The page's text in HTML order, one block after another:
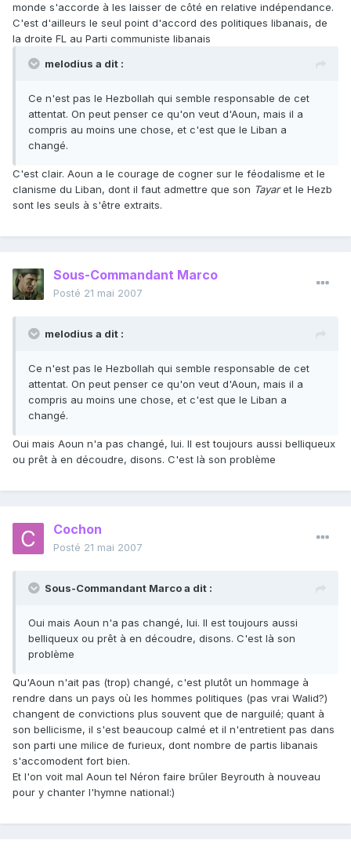
monde s'accorde à les laisser de côté en relative indépendance.
C'est d'ailleurs le seul point d'accord des politiques libanais, de
la droite FL au Parti communiste libanais
melodius a dit :
Ce n'est pas le Hezbollah qui semble responsable de cet
attentat. On peut penser ce qu'on veut d'Aoun, mais il a
compris au moins une chose, et c'est que le Liban a
changé.
C'est clair. Aoun a le courage de cogner sur le féodalisme et le
clanisme du Liban, dont il faut admettre que son Tayaret le Hezb
sont les seuls à s'être extraits.
Sous-Commandant Marco
Posté 21 mai 2007
melodius a dit :
Ce n'est pas le Hezbollah qui semble responsable de cet
attentat. On peut penser ce qu'on veut d'Aoun, mais il a
compris au moins une chose, et c'est que le Liban a
changé.
Oui mais Aoun n'a pas changé, lui. Il est toujours aussi belliqueux
ou prêt à en découdre, disons. C'est là son problème
Cochon
Posté 21 mai 2007
Sous-Commandant Marco a dit :
Oui mais Aoun n'a pas changé, lui. Il est toujours aussi
belliqueux ou prêt à en découdre, disons. C'est là son
problème
Qu'Aoun n'ait pas (trop) changé, c'est plutôt un hommage à
rendre dans un pays où les hommes politiques (pas vrai Walid?)
changent de convictions plus souvent que de narguilé; quant à
son bellicisme, il s'est beaucoup calmé et il n'entretient pas dans
son parti une milice de furieux, dont nombre de partis libanais
s'accomodent fort bien.
Et l'on voit mal Aoun tel Néron faire brûler Beyrouth à nouveau
pour y chanter l'hymne national:)